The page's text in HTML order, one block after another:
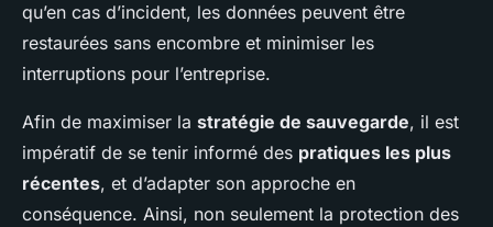
qu’en cas d’incident, les données peuvent être
restaurées sans encombre et minimiser les
interruptions pour l’entreprise.
Afin de maximiser la stratégie de sauvegarde, il est
impératif de se tenir informé des pratiques les plus
récentes, et d’adapter son approche en
conséquence. Ainsi, non seulement la protection des